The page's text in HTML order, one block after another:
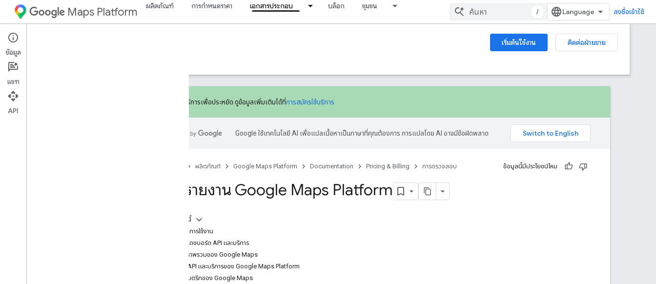
Maps Platform ผลิตภัณฑ์ การกำหนดราคา เอกสารประกอบ บล็อก ชุมชน
/ ลงชื่อเข้าใช้
Documentation เริ่มต้นใช้งาน
ติดต่อฝ่ายขาย
การกำหนดราคา
สมัครใช้บริการเพื่อประหยัด ดูข้อมูลเพิ่มเติมได้ที่การสมัครใช้บริการ
Google ใช้เทคโนโลยี AI เพื่อแปลเนื้อหาเป็นภาษาที่คุณต้องการ การแปลโดย AI อาจมีข้อผิดพลาด
ผลิตภัณฑ์ Google Maps Platform Documentation Pricing & Billing การตรวจสอบ ข้อมูลนี้มีประโยชน์ไหม
การรายงาน Google Maps Platform
ในหน้านี้
รายงานการใช้งาน
หน้าแดชบอร์ด API และบริการ
หน้าภาพรวมของ Google Maps
หน้า API และบริการของ Google Maps Platform
หน้าเมตริกของ Google Maps
ข้อมูล
แชท
API